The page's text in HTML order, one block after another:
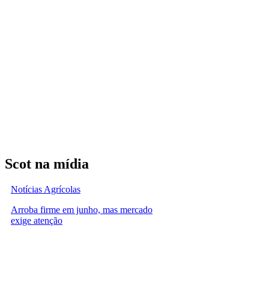
Scot na mídia
Notícias Agrícolas
Arroba firme em junho, mas mercado
exige atenção